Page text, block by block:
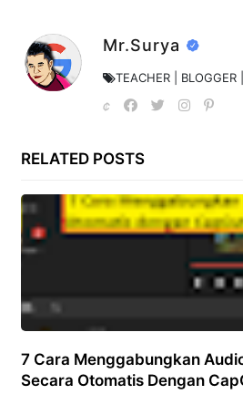
Mr.Surya
TEACHER | BLOGGER
RELATED POSTS
7 Cara Menggabungkan
Secara Otomatis Dengan